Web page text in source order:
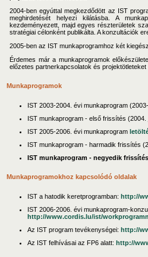
2004-ben egyúttal megkezdődött az IST
meghirdetését helyezi kilátásba. A
kezdeményezett, majd egyes részterületek
stratégiai célonként publikálta. A konzultációk
2005-ben az IST munkaprogramhoz két
Érdemes már a munkaprogramok
előzetes partnerkapcsolatok és projektötleteket
Munkaprogramok
IST 2003-2004. évi munkaprogram
IST munkaprogram - első frissítés
IST 2005-2006. évi munkaprogram
IST munkaprogram - harmadik frissítés
IST munkaprogram - negyedik
Munkaprogramokhoz kapcsolódó oldalak
IST a hatodik keretprogramban: http://
IST 2006-2006. évi munkaprogram-
http://www.cordis.lu/ist/
Az IST program tevékenységei: http://
Az IST felhívásai az FP6 alatt: http://